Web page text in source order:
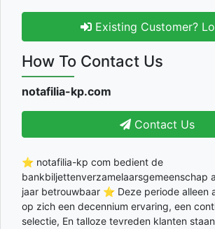
Existing Customer?
How To Contact Us
notafilia-kp.com
Contact Us
⭐ notafilia-kp com bedient de
bankbiljettenverzamelaarsgemeenschap
jaar betrouwbaar ⭐ Deze periode alleen
op zich een decennium ervaring, een
selectie, En talloze tevreden klanten